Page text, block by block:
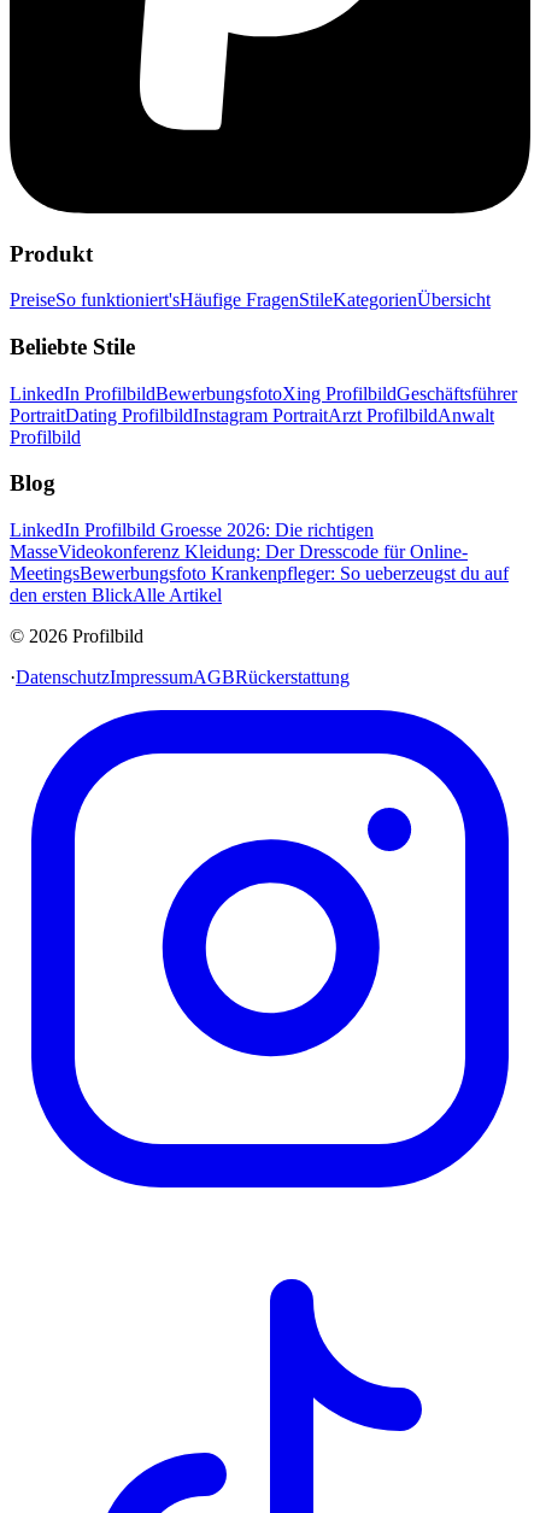
Produkt
PreiseSo funktioniert'sHäufige FragenStileKategorienÜbersicht
Beliebte Stile
LinkedIn ProfilbildBewerbungsfotoXing ProfilbildGeschäftsführer
PortraitDating ProfilbildInstagram PortraitArzt ProfilbildAnwalt
Profilbild
Blog
LinkedIn Profilbild Groesse 2026: Die richtigen
MasseVideokonferenz Kleidung: Der Dresscode für Online-
MeetingsBewerbungsfoto Krankenpfleger: So ueberzeugst du auf
den ersten BlickAlle Artikel
© 2026 Profilbild
·DatenschutzImpressumAGBRückerstattung